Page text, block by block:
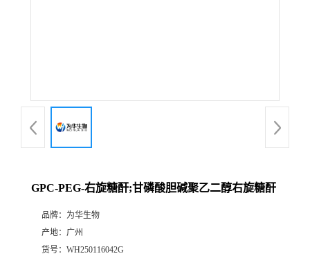
GPC-PEG-右旋糖酐;甘磷酸胆碱聚乙二醇右旋糖酐
品牌： 为华生物
产地： 广州
货号： WH250116042G